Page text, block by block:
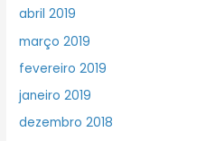
abril 2019
março 2019
fevereiro 2019
janeiro 2019
dezembro 2018